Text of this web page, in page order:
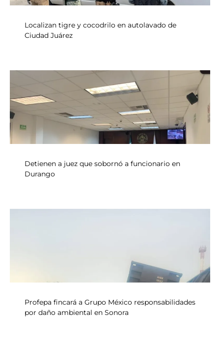
Localizan tigre y cocodrilo en autolavado de
Ciudad Juárez
Detienen a juez que sobornó a funcionario en
Durango
Profepa fincará a Grupo México responsabilidades
por daño ambiental en Sonora